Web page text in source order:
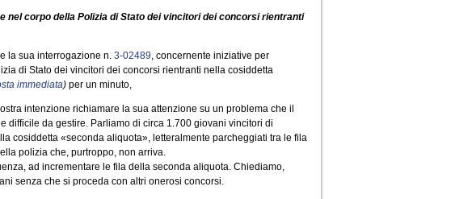
nel corpo della Polizia di Stato dei vincitori dei concorsi rientranti
la sua interrogazione n. 3-02489, concernente iniziative per
di Stato dei vincitori dei concorsi rientranti nella cosiddetta
immediata) per un minuto,
intenzione richiamare la sua attenzione su un problema che il
difficile da gestire. Parliamo di circa 1.700 giovani vincitori di
cosiddetta «seconda aliquota», letteralmente parcheggiati tra le fila
polizia che, purtroppo, non arriva.
ad incrementare le fila della seconda aliquota. Chiediamo,
senza che si proceda con altri onerosi concorsi.